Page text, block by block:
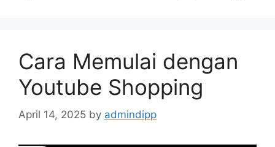
Cara Memulai dengan
Youtube Shopping
April 14, 2025 by admindipp